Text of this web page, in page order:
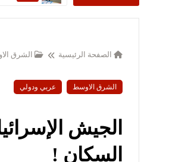
الصفحة الرئيسية الشرق
الشرق الاوسط عربي ودولي
الجيش
السكان !